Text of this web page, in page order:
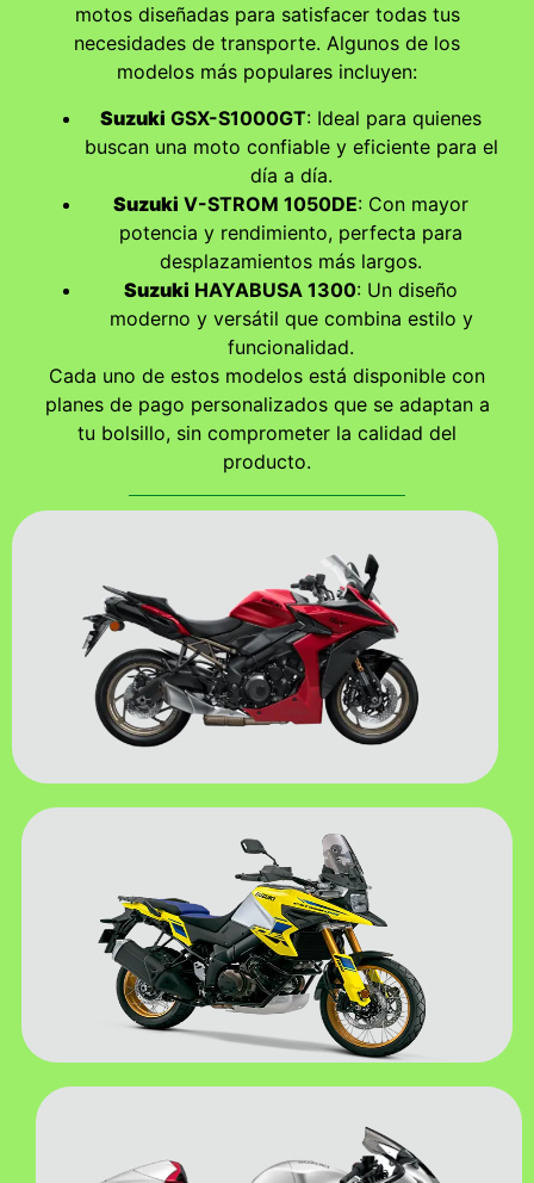
motos diseñadas para satisfacer todas tus
necesidades de transporte. Algunos de los
modelos más populares incluyen:
Suzuki GSX-S1000GT: Ideal para quienes
buscan una moto confiable y eficiente para el
día a día.
Suzuki V-STROM 1050DE: Con mayor
potencia y rendimiento, perfecta para
desplazamientos más largos.
Suzuki HAYABUSA 1300: Un diseño
moderno y versátil que combina estilo y
funcionalidad.
Cada uno de estos modelos está disponible con
planes de pago personalizados que se adaptan a
tu bolsillo, sin comprometer la calidad del
producto.